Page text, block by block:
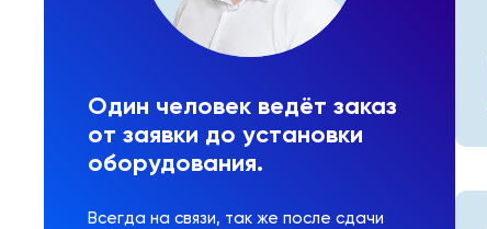
Один человек ведёт заказ
от заявки до установки
оборудования.
Всегда на связи, так же после сдачи